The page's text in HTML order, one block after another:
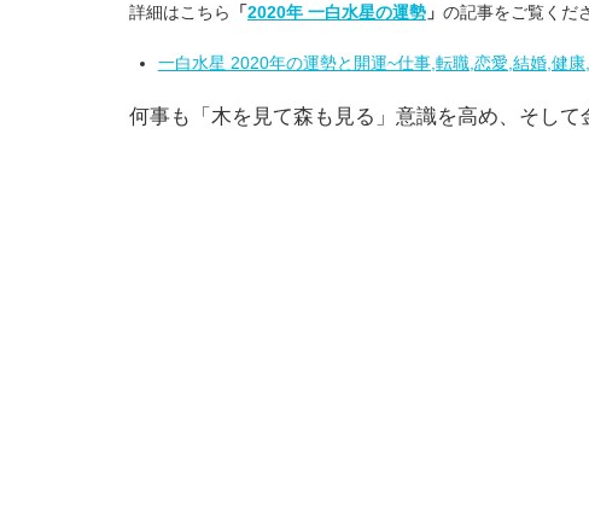
詳細はこちら 「2020年 一白水星の運勢 」 の記事をご覧くだ
一白水星 2020年の運勢と開運~仕事,転職,恋愛,結婚,健康
何事も「木を見て森も見る」意識を高め、そして